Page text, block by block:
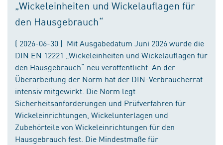
„Wickeleinheiten und Wickelauflagen für
den Hausgebrauch“
( 2026-06-30 ) Mit Ausgabedatum Juni 2026 wurde die
DIN EN 12221 „Wickeleinheiten und Wickelauflagen für
den Hausgebrauch“ neu veröffentlicht. An der
Überarbeitung der Norm hat der DIN-Verbraucherrat
intensiv mitgewirkt. Die Norm legt
Sicherheitsanforderungen und Prüfverfahren für
Wickeleinrichtungen, Wickelunterlagen und
Zubehörteile von Wickeleinrichtungen für den
Hausgebrauch fest. Die Mindestmaße für